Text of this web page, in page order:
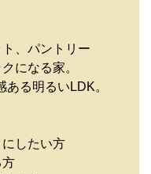
、パントリー
になる家。
る明るいLDK。
にしたい方
方